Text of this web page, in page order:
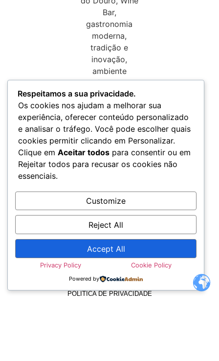
TERMOS E CONDIÇÕES
POLÍTICA DE PRIVACIDADE
Respeitamos a sua privacidade.
Os cookies nos ajudam a melhorar sua
experiência, oferecer conteúdo personalizado
e analisar o tráfego. Você pode escolher quais
cookies permitir clicando em Personalizar.
Clique em Aceitar todos para consentir ou em
Rejeitar todos para recusar os cookies não
essenciais.
Customize
Reject All
Accept All
Privacy Policy Cookie Policy
Powered by